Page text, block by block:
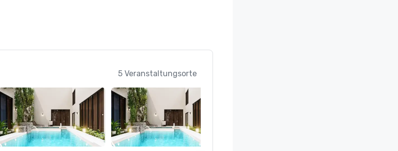
5 Veranstaltungsorte